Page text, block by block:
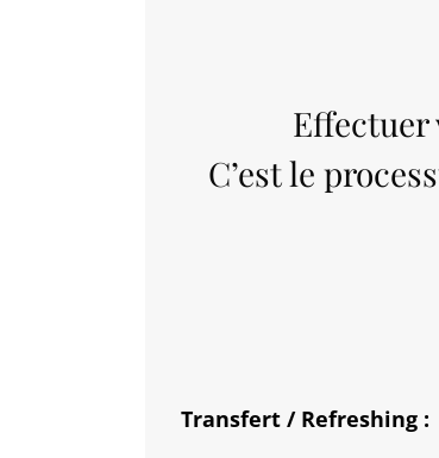
C’est le
Transfert / Refreshing :